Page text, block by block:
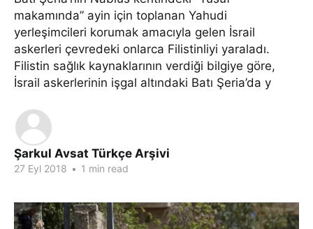
makamında” ayin için toplanan Yahudi
yerleşimcileri korumak amacıyla gelen İsrail
askerleri çevredeki onlarca Filistinliyi yaraladı.
Filistin sağlık kaynaklarının verdiği bilgiye göre,
İsrail askerlerinin işgal altındaki Batı Şeria’da y
Şarkul Avsat Türkçe Arşivi
27 Eyl 2018 • 1 min read